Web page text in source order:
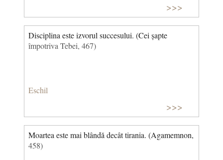
>>>
Disciplina este izvorul succesului. (Cei șapte
împotriva Tebei, 467)
Eschil
>>>
Moartea este mai blândă decât tirania. (Agamemnon,
458)